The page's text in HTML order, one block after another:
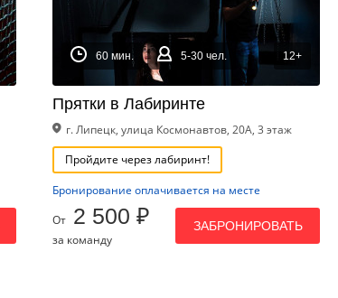
60 мин. 5-30 чел. 12+
Прятки в Лабиринте
г. Липецк, улица Космонавтов, 20А, 3 этаж
Пройдите через лабиринт!
Бронирование оплачивается на месте
От 2 500 ₽
за команду
ЗАБРОНИРОВАТЬ